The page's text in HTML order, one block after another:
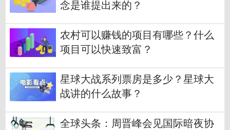
念是谁提出来的？
农村可以赚钱的项目有哪些？什么
项目可以快速致富？
星球大战系列票房是多少？星球大
战讲的什么故事？
全球头条：周晋峰会见国际暗夜协